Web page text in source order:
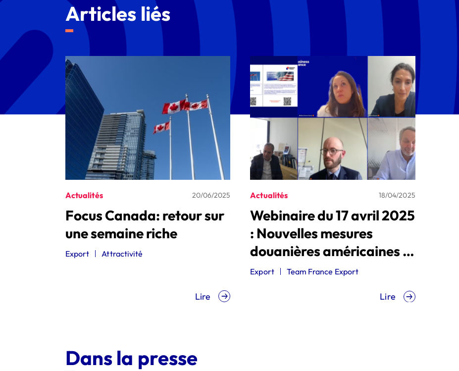
Articles liés
Actualités 20/06/2025
Focus Canada: retour sur
une semaine riche
Export Attractivité
Lire
Actualités 18/04/2025
Webinaire du 17 avril 2025
: Nouvelles mesures
douanières américaines -
Replay disponible
Export Team France Export
Lire
Dans la presse